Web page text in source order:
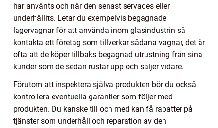
har använts och när den senast servades eller
underhållits. Letar du exempelvis begagnade
lagervagnar för att använda inom glasindustrin så
kontakta ett företag som tillverkar sådana vagnar, det är
ofta att de köper tillbaks begagnad utrustning från sina
kunder som de sedan rustar upp och säljer vidare.
Förutom att inspektera själva produkten bör du också
kontrollera eventuella garantier som följer med
produkten. Du kanske till och med kan få rabatter på
tjänster som underhåll och reparation av den